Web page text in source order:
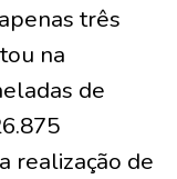
três
na
de
realização de